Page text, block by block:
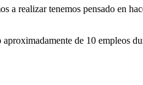
a realizar tenemos pensado en
de 10 empleos